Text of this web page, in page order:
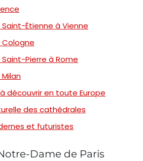
Étienne à Vienne
Pierre à Rome
découvrir en toute Europe
des cathédrales
et futuristes
Dame de Paris